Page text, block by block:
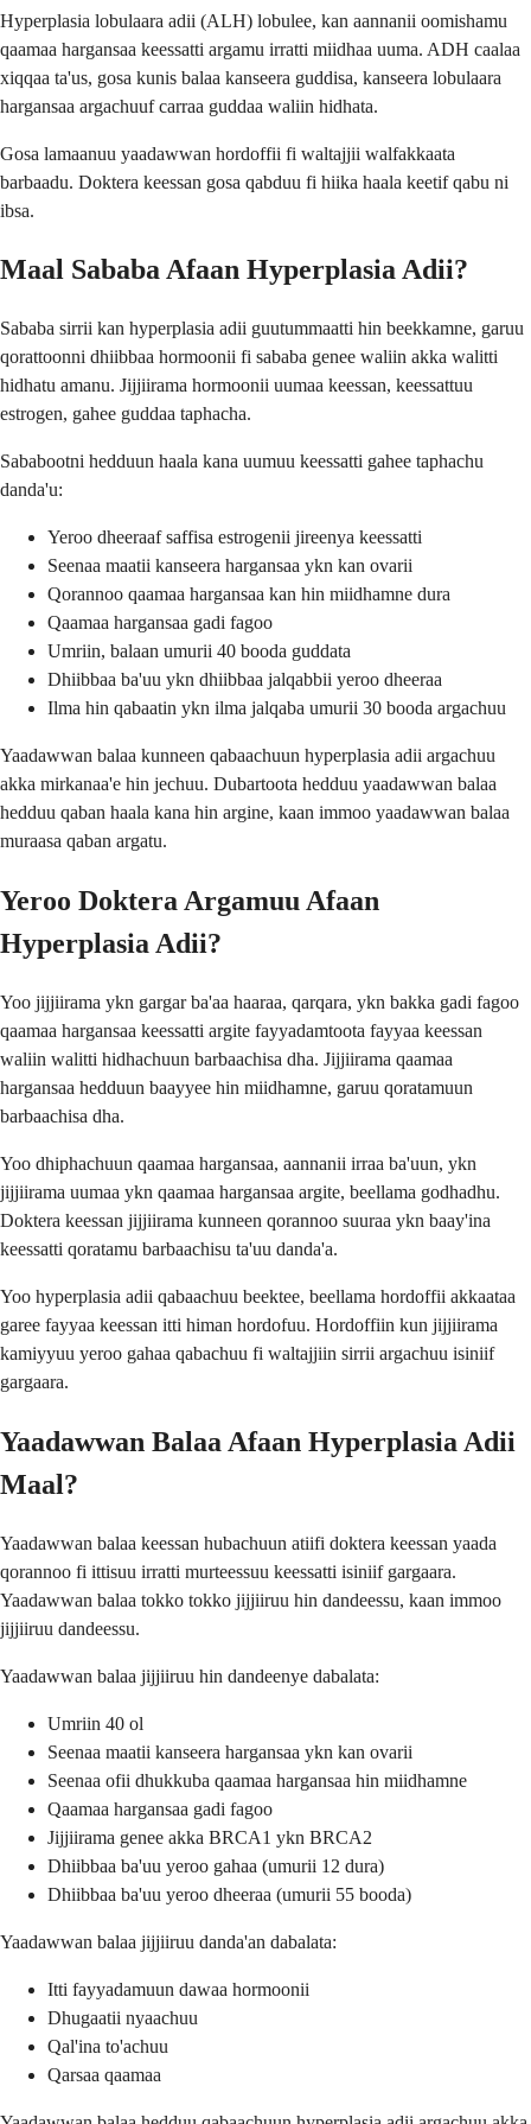
Hyperplasia lobulaara adii (ALH) lobulee, kan aannanii oomishamu
qaamaa hargansaa keessatti argamu irratti miidhaa uuma. ADH caalaa
xiqqaa ta'us, gosa kunis balaa kanseera guddisa, kanseera lobulaara
hargansaa argachuuf carraa guddaa waliin hidhata.
Gosa lamaanuu yaadawwan hordoffii fi waltajjii walfakkaata
barbaadu. Doktera keessan gosa qabduu fi hiika haala keetif qabu ni
ibsa.
Maal Sababa Afaan Hyperplasia Adii?
Sababa sirrii kan hyperplasia adii guutummaatti hin beekkamne, garuu
qorattoonni dhiibbaa hormoonii fi sababa genee waliin akka walitti
hidhatu amanu. Jijjiirama hormoonii uumaa keessan, keessattuu
estrogen, gahee guddaa taphacha.
Sababootni hedduun haala kana uumuu keessatti gahee taphachu
danda'u:
Yeroo dheeraaf saffisa estrogenii jireenya keessatti
Seenaa maatii kanseera hargansaa ykn kan ovarii
Qorannoo qaamaa hargansaa kan hin miidhamne dura
Qaamaa hargansaa gadi fagoo
Umriin, balaan umurii 40 booda guddata
Dhiibbaa ba'uu ykn dhiibbaa jalqabbii yeroo dheeraa
Ilma hin qabaatin ykn ilma jalqaba umurii 30 booda argachuu
Yaadawwan balaa kunneen qabaachuun hyperplasia adii argachuu
akka mirkanaa'e hin jechuu. Dubartoota hedduu yaadawwan balaa
hedduu qaban haala kana hin argine, kaan immoo yaadawwan balaa
muraasa qaban argatu.
Yeroo Doktera Argamuu Afaan
Hyperplasia Adii?
Yoo jijjiirama ykn gargar ba'aa haaraa, qarqara, ykn bakka gadi fagoo
qaamaa hargansaa keessatti argite fayyadamtoota fayyaa keessan
waliin walitti hidhachuun barbaachisa dha. Jijjiirama qaamaa
hargansaa hedduun baayyee hin miidhamne, garuu qoratamuun
barbaachisa dha.
Yoo dhiphachuun qaamaa hargansaa, aannanii irraa ba'uun, ykn
jijjiirama uumaa ykn qaamaa hargansaa argite, beellama godhadhu.
Doktera keessan jijjiirama kunneen qorannoo suuraa ykn baay'ina
keessatti qoratamu barbaachisu ta'uu danda'a.
Yoo hyperplasia adii qabaachuu beektee, beellama hordoffii akkaataa
garee fayyaa keessan itti himan hordofuu. Hordoffiin kun jijjiirama
kamiyyuu yeroo gahaa qabachuu fi waltajjiin sirrii argachuu isiniif
gargaara.
Yaadawwan Balaa Afaan Hyperplasia Adii
Maal?
Yaadawwan balaa keessan hubachuun atiifi doktera keessan yaada
qorannoo fi ittisuu irratti murteessuu keessatti isiniif gargaara.
Yaadawwan balaa tokko tokko jijjiiruu hin dandeessu, kaan immoo
jijjiiruu dandeessu.
Yaadawwan balaa jijjiiruu hin dandeenye dabalata:
Umriin 40 ol
Seenaa maatii kanseera hargansaa ykn kan ovarii
Seenaa ofii dhukkuba qaamaa hargansaa hin miidhamne
Qaamaa hargansaa gadi fagoo
Jijjiirama genee akka BRCA1 ykn BRCA2
Dhiibbaa ba'uu yeroo gahaa (umurii 12 dura)
Dhiibbaa ba'uu yeroo dheeraa (umurii 55 booda)
Yaadawwan balaa jijjiiruu danda'an dabalata:
Itti fayyadamuun dawaa hormoonii
Dhugaatii nyaachuu
Qal'ina to'achuu
Qarsaa qaamaa